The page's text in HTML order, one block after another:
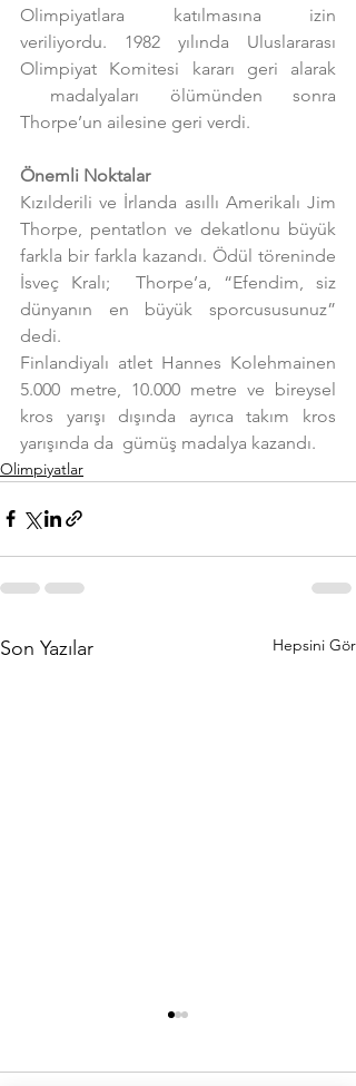
Olimpiyatlara katılmasına izin
veriliyordu. 1982 yılında Uluslararası
Olimpiyat Komitesi kararı geri alarak
madalyaları ölümünden sonra
Thorpe’un ailesine geri verdi.
Önemli Noktalar
Kızılderili ve İrlanda asıllı Amerikalı Jim
Thorpe, pentatlon ve dekatlonu büyük
farkla bir farkla kazandı. Ödül töreninde
İsveç Kralı;  Thorpe’a, “Efendim, siz
dünyanın en büyük sporcususunuz”
dedi.
Finlandiyalı atlet Hannes Kolehmainen
5.000 metre, 10.000 metre ve bireysel
kros yarışı dışında ayrıca takım kros
yarışında da  gümüş madalya kazandı.
Olimpiyatlar
Son Yazılar Hepsini Gör